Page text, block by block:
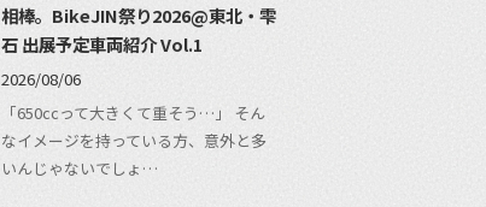
相棒。BikeJIN祭り2026@東北・雫
石 出展予定車両紹介 Vol.1
2026/08/06
「650ccって大きくて重そう…」 そん
なイメージを持っている方、意外と多
いんじゃないでしょ…